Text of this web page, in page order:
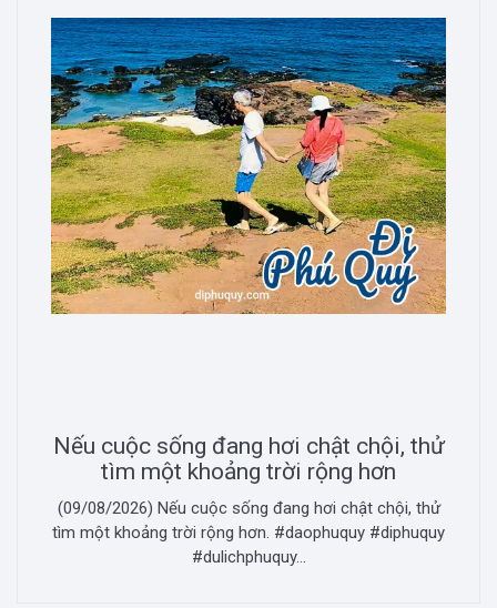
Nếu cuộc sống đang hơi chật chội, thử
tìm một khoảng trời rộng hơn
(09/08/2026) Nếu cuộc sống đang hơi chật chội, thử
tìm một khoảng trời rộng hơn. #daophuquy #diphuquy
#dulichphuquy...